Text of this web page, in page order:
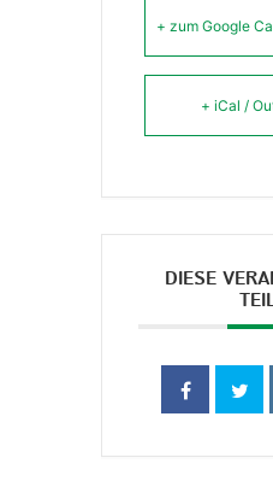
+ zum Google
+ iCal /
DIESE